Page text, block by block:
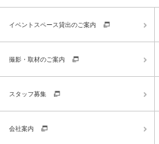
イベントスペース貸出のご案内
撮影・取材のご案内
スタッフ募集
会社案内